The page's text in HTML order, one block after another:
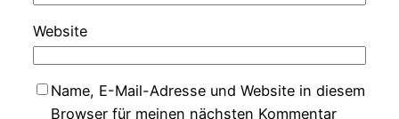
Website
Name, E-Mail-Adresse und Website in diesem
Browser für meinen nächsten Kommentar